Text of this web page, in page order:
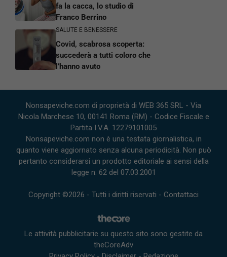
fa la cacca, lo studio di
Franco Berrino
SALUTE E BENESSERE
Covid, scabrosa scoperta:
succederà a tutti coloro che
l’hanno avuto
Nonsapeviche.com di proprietà di WEB 365 SRL - Via
Nicola Marchese 10, 00141 Roma (RM) - Codice Fiscale e
Partita I.V.A. 12279101005
Nonsapeviche.com non è una testata giornalistica, in
quanto viene aggiornato senza alcuna periodicità. Non può
pertanto considerarsi un prodotto editoriale ai sensi della
legge n. 62 del 07.03.2001
Copyright ©2026 - Tutti i diritti riservati - Contattaci
Le attività pubblicitarie su questo sito sono gestite da
theCoreAdv